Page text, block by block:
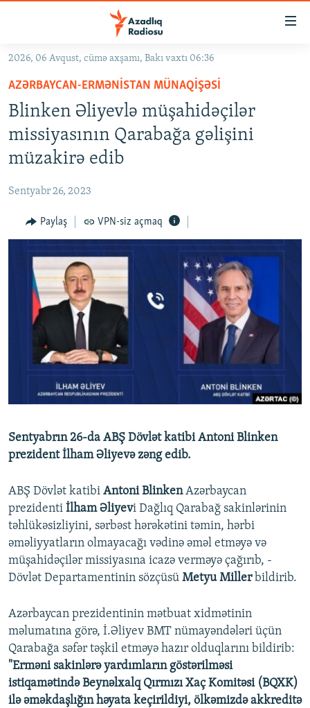
Əsas
qayıt
Əsas
naviqasiyaya
qayıt
Axtarışa
#İZAHLA
KORRUPSIOMETR
#ƏSLINDƏ
QANUNI DOĞRU
ARAŞDIRMA
VIDEO
FOTOQALEREYA
İNFOQRAFIKA
KARIKATURA
RADIO ARXIV
OXU ZALI
AZƏRBAYCAN ƏDƏBIYYATI KITABXANASI
İSLAM VƏ DEMOKRATIYA
HAQQIMIZDA
MISSIYAMIZ
PEŞƏ ETIKASI VƏ JURNALISTIKA STANDARTLARIMIZ
AZADLIQRADIOSU MOBIL TELEFONUNUZDA
XƏBƏR BÜLLETENLƏRIMIZ
RFE/RL-in bütün saytları
2026, 06 Avqust, cümə axşamı, Bakı vaxtı 06:36
AZƏRBAYCAN-ERMƏNISTAN MÜNAQIŞƏSI
Blinken Əliyevlə müşahidəçilər
missiyasının Qarabağa gəlişini
müzakirə edib
Sentyabr 26, 2023
Paylaş VPN-siz açmaq
Sentyabrın 26-da ABŞ Dövlət katibi Antoni Blinken
prezident İlham Əliyevə zəng edib.
ABŞ Dövlət katibi Antoni BlinkenAzərbaycan
prezidenti İlham Əliyevi Dağlıq Qarabağ sakinlərinin
təhlükəsizliyini, sərbəst hərəkətini təmin, hərbi
əməliyyatların olmayacağı vədinə əməl etməyə və
müşahidəçilər missiyasına icazə verməyə çağırıb, -
Dövlət Departamentinin sözçüsü Metyu Millerbildirib.
Azərbaycan prezidentinin mətbuat xidmətinin
məlumatına görə, İ.Əliyev BMT nümayəndələri üçün
Qarabağa səfər təşkil etməyə hazır olduqlarını bildirib:
"Erməni sakinlərə yardımların göstərilməsi
istiqamətində Beynəlxalq Qırmızı Xaç Komitəsi (BQXK)
ilə əməkdaşlığın həyata keçirildiyi, ölkəmizdə akkreditə